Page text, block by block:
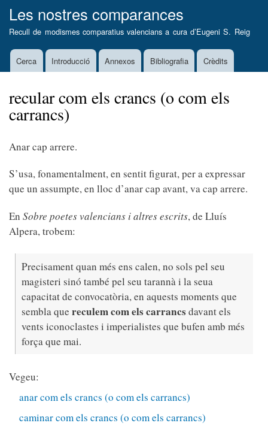
al
contingut
Les nostres comparances
Recull de modismes comparatius valencians a cura d’Eugeni S. Reig
MainCerca Introducció Annexos Bibliografia Crèdits
recular com els crancs (o com els
carrancs)
Anar cap arrere.
S’usa, fonamentalment, en sentit figurat, per a expressar
que un assumpte, en lloc d’anar cap avant, va cap arrere.
En Sobre poetes valencians i altres escrits,de Lluís
Alpera, trobem:
Precisament quan més ens calen, no sols pel seu
magisteri sinó també pel seu tarannà i la seua
capacitat de convocatòria, en aquests moments que
sembla que reculem com els carrancsdavant els
vents iconoclastes i imperialistes que bufen amb més
força que mai.
Vegeu:
anar com els crancs (o com els carrancs)
caminar com els crancs (o com els carrancs)